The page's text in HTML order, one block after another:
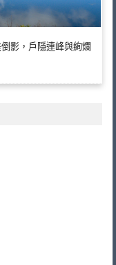
影，戶隱連峰與絢爛